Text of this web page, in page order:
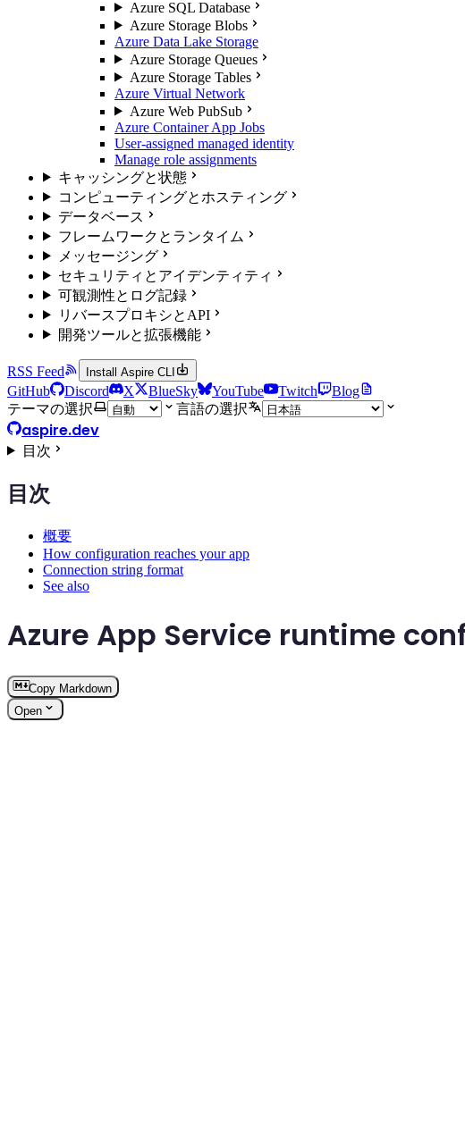
Azure SQL Database
Azure Storage Blobs
Azure Data Lake Storage
Azure Storage Queues
Azure Storage Tables
Azure Virtual Network
Azure Web PubSub
Azure Container App Jobs
User-assigned managed identity
Manage role assignments
キャッシングと状態
コンピューティングとホスティング
データベース
フレームワークとランタイム
メッセージング
セキュリティとアイデンティティ
可観測性とログ記録
リバースプロキシとAPI
開発ツールと拡張機能
RSS Feed Install Aspire CLI
GitHub Discord X BlueSky YouTube Twitch
Blog
テーマの選択
言語の選択
aspire.dev
目次
目次
概要
How configuration reaches your app
Connection string format
See also
Azure App Service runtime
Copy Markdown
Open